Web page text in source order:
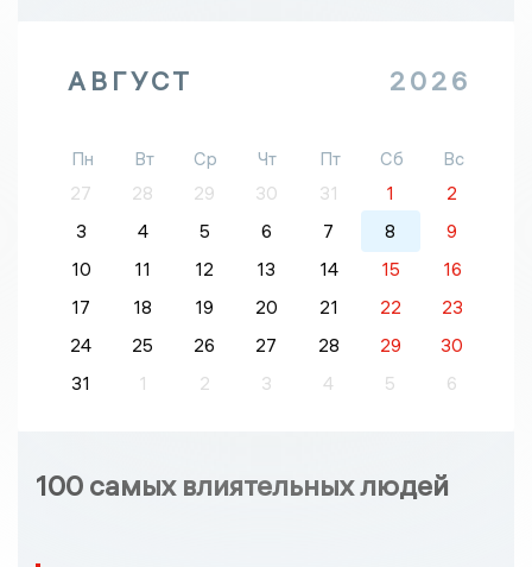
АВГУСТ 2026
Пн Вт Ср Чт Пт Сб
Вс
27
28 29 30 31 1
2
3
4 5 6 7 8
9
10
11 12 13 14 15
16
17
18 19 20 21 22
23
24
25 26 27 28 29
30
31
1 2 3 4 5 6
100 самых влиятельных людей